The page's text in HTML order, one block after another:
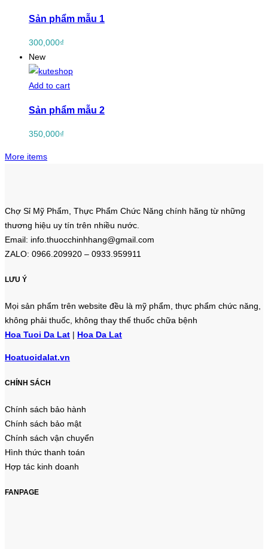
Sản phẩm mẫu 1
300,000₫
New
Add to cart
Sản phẩm mẫu 2
350,000₫
More items
Chợ Sỉ Mỹ Phẩm, Thực Phẩm Chức Năng chính hãng từ những
thương hiệu uy tín trên nhiều nước.
Email: info.thuocchinhhang@gmail.com
ZALO: 0966.209920 – 0933.959911
LƯU Ý
Mọi sản phẩm trên website đều là mỹ phẩm, thực phẩm chức năng,
không phải thuốc, không thay thế thuốc chữa bệnh
Hoa Tuoi Da Lat | Hoa Da Lat
Hoatuoidalat.vn
CHÍNH SÁCH
Chính sách bảo hành
Chính sách bảo mật
Chính sách vận chuyển
Hình thức thanh toán
Hợp tác kinh doanh
FANPAGE